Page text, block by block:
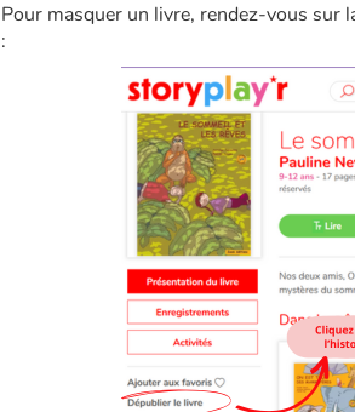
Pour masquer un livre, rendez-vous sur
: